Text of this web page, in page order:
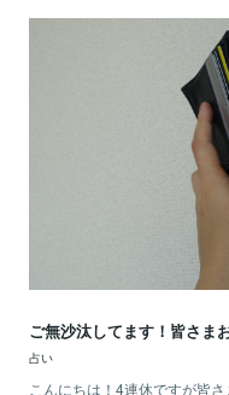
ご無沙汰してます！皆さま
占い
こんにちは！4連休ですが皆